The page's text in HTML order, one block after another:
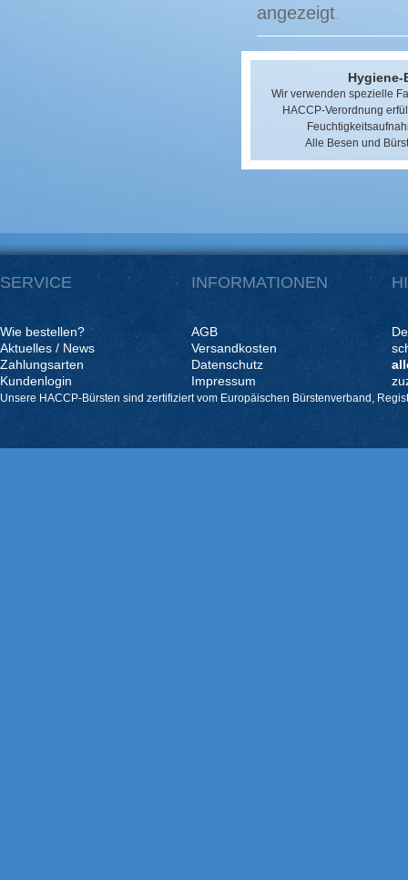
angezeigt.
Hygiene-
Wir verwenden spezielle
HACCP-Verordnung
Alle Besen und
SERVICE
Wie bestellen?
Aktuelles / News
Zahlungsarten
Kundenlogin
INFORMATIONEN
AGB
Versandkosten
Datenschutz
Impressum
Unsere HACCP-Bürsten sind zertifiziert vom Europäischen Bürstenverband,